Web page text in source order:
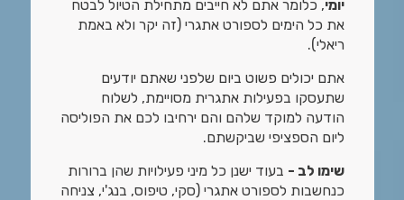
יומי, כלומר אתם לא חייבים מתחילת הטיול לבטח
את כל הימים לספורט אתגרי (זה יקר ולא באמת
ריאלי).
אתם יכולים פשוט ביום שלפני שאתם יודעים
שתעסקו בפעילות אתגרית מסויימת, לשלוח
הודעה למוקד שלהם והם ירחיבו לכם את הפוליסה
ליום הספציפי שביקשתם.
שימו לב - בעוד ישנן כל מיני פעילויות שהן ברורות
כנחשבות לספורט אתגרי (סקי, טיפוס, בנג'י, צניחה